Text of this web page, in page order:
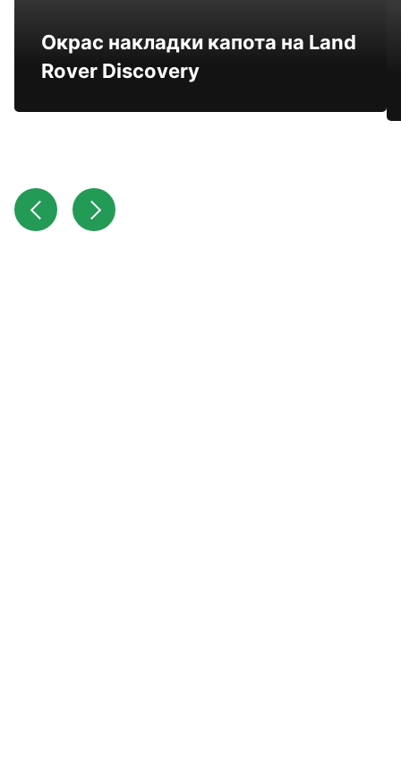
Окрас накладки капота на Land
Rover Discovery